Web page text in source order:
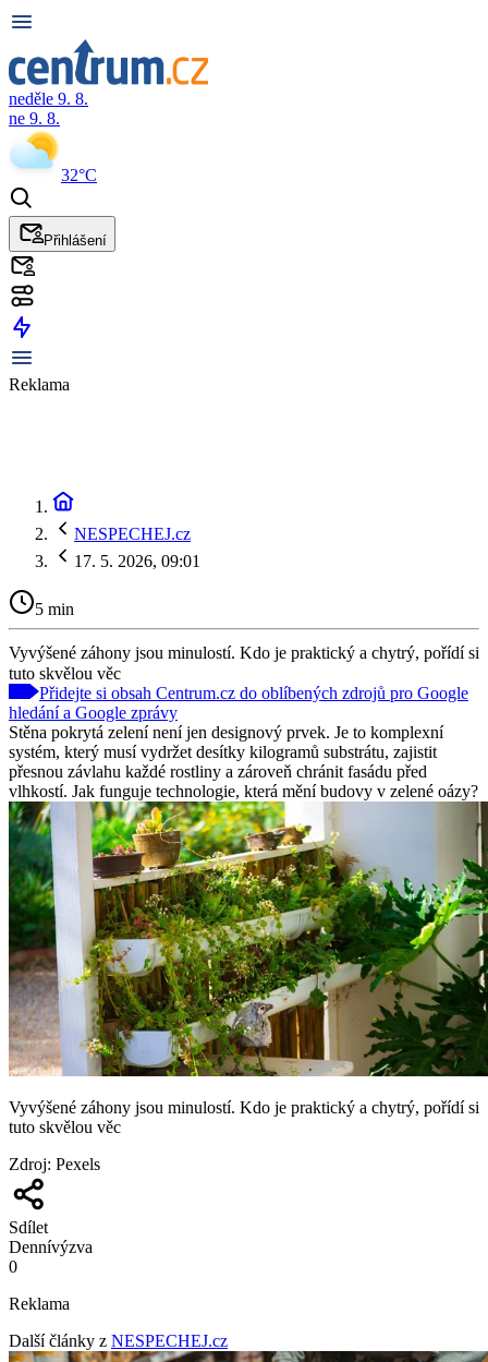
neděle 9. 8.
ne 9. 8.
32°C
Přihlášení
Reklama
NESPECHEJ.cz
17. 5. 2026, 09:01
5 min
Vyvýšené záhony jsou minulostí. Kdo je praktický a chytrý, pořídí si
tuto skvělou věc
Přidejte si obsah Centrum.cz do oblíbených zdrojů pro Google
hledání a Google zprávy
Stěna pokrytá zelení není jen designový prvek. Je to komplexní
systém, který musí vydržet desítky kilogramů substrátu, zajistit
přesnou závlahu každé rostliny a zároveň chránit fasádu před
vlhkostí. Jak funguje technologie, která mění budovy v zelené oázy?
Vyvýšené záhony jsou minulostí. Kdo je praktický a chytrý, pořídí si
tuto skvělou věc
Zdroj: Pexels
Sdílet
Dennívýzva
0
Reklama
Další články z NESPECHEJ.cz